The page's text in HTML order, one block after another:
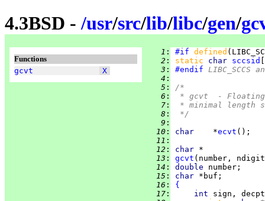
4.3BSD -/usr/src/lib/libc/gen/
Functions
gcvt
X
   1
: #if defined
   2
: static char sccsid
   3
: #endif LIBC_SCCS
   4
:
   5
:
/*
   6
:
* gcvt  - Floating
   7
:
* minimal length
   8
:
*/
   9
:
  10
: char *ecvt
  11
:
  12
: char
  13
:
gcvt
  14
: double
  15
: char
  16
:
{
  17
:
int